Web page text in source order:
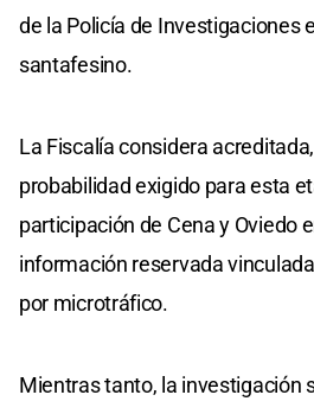
de la Policía de Investigaciones
santafesino.
La Fiscalía considera
probabilidad exigido para esta
participación de Cena y Oviedo
información reservada
por microtráfico.
Mientras tanto, la investigación